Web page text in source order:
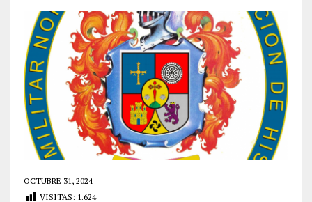
OCTUBRE 31, 2024
VISITAS: 1.624